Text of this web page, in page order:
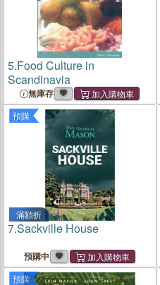
5.Food Culture in
Scandinavia
無庫存
預購
滿額折
7.Sackville House
預購中
預購